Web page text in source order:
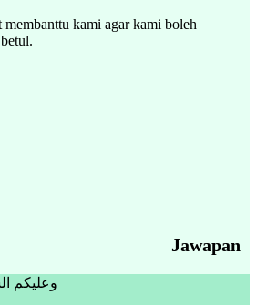
kami agar kami boleh
Jawapan